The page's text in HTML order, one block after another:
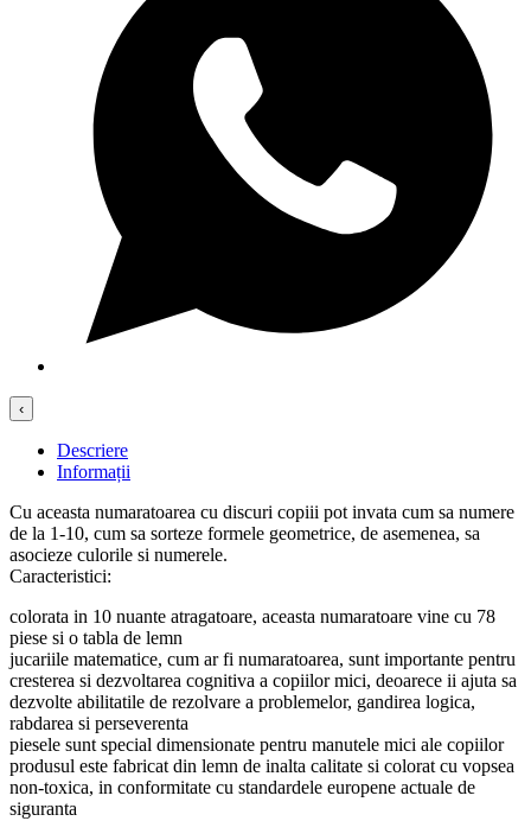
‹
Descriere
Informații
Cu aceasta numaratoarea cu discuri copiii pot invata cum sa numere
de la 1-10, cum sa sorteze formele geometrice, de asemenea, sa
asocieze culorile si numerele.
Caracteristici:
colorata in 10 nuante atragatoare, aceasta numaratoare vine cu 78
piese si o tabla de lemn
jucariile matematice, cum ar fi numaratoarea, sunt importante pentru
cresterea si dezvoltarea cognitiva a copiilor mici, deoarece ii ajuta sa
dezvolte abilitatile de rezolvare a problemelor, gandirea logica,
rabdarea si perseverenta
piesele sunt special dimensionate pentru manutele mici ale copiilor
produsul este fabricat din lemn de inalta calitate si colorat cu vopsea
non-toxica, in conformitate cu standardele europene actuale de
siguranta